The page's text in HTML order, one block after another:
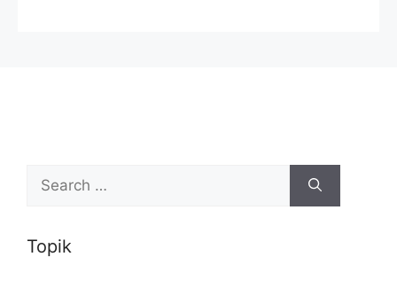
for:
Topik